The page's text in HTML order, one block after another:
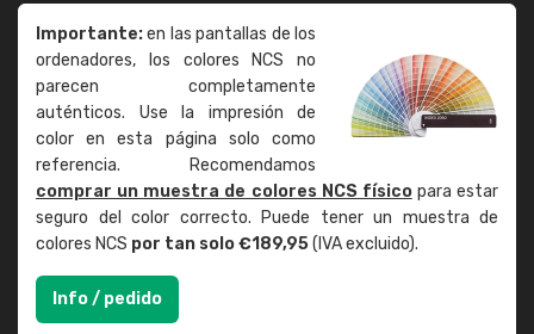
Importante:en las pantallas de los
ordenadores, los colores NCS no
parecen completamente
auténticos. Use la impresión de
color en esta página solo como
referencia. Recomendamos
comprar un muestra de colores NCS físicopara estar
seguro del color correcto. Puede tener un muestra de
colores NCS por tan solo €189,95(IVA excluido).
Info / pedido